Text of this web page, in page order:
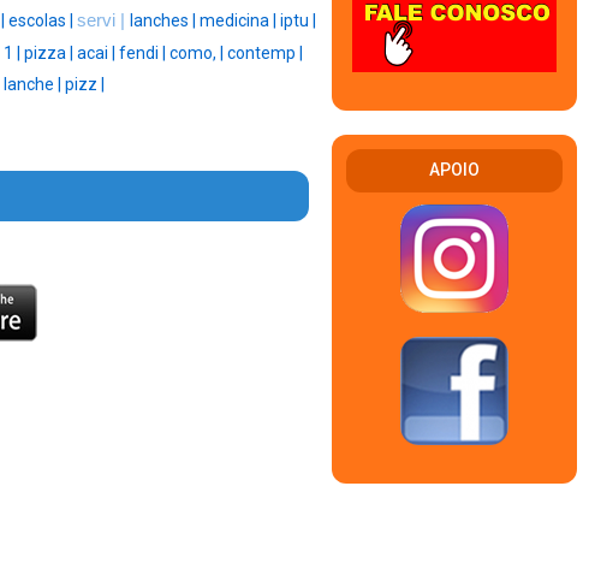
escolas | servi | lanches | medicina | iptu |
1 | pizza | acai | fendi | como, | contemp |
lanche | pizz |
APOIO